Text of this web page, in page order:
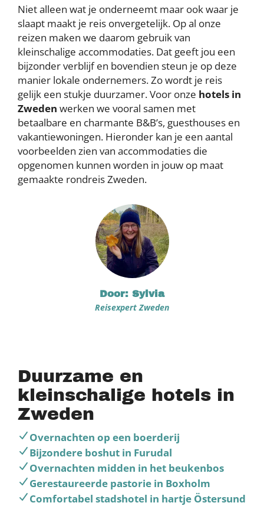
Niet alleen wat je onderneemt maar ook waar je
slaapt maakt je reis onvergetelijk. Op al onze
reizen maken we daarom gebruik van
kleinschalige accommodaties. Dat geeft jou een
bijzonder verblijf en bovendien steun je op deze
manier lokale ondernemers. Zo wordt je reis
gelijk een stukje duurzamer. Voor onze hotels in
Zweden werken we vooral samen met
betaalbare en charmante B&B’s, guesthouses en
vakantiewoningen. Hieronder kan je een aantal
voorbeelden zien van accommodaties die
opgenomen kunnen worden in jouw op maat
gemaakte rondreis Zweden.
Door: Sylvia
Reisexpert Zweden
Duurzame en
kleinschalige hotels in
Zweden
Overnachten op een boerderij
Bijzondere boshut in Furudal
Overnachten midden in het beukenbos
Gerestaureerde pastorie in Boxholm
Comfortabel stadshotel in hartje Östersund